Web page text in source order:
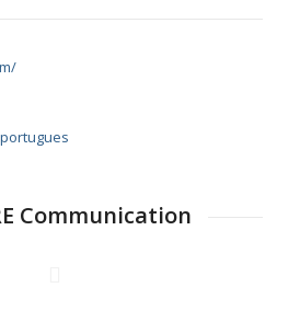
portugues
Communication